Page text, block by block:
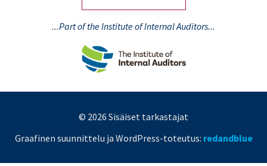
...Part of the Institute of Internal Auditors...
© 2026 Sisäiset tarkastajat
Graafinen suunnittelu ja WordPress-toteutus: redandblue